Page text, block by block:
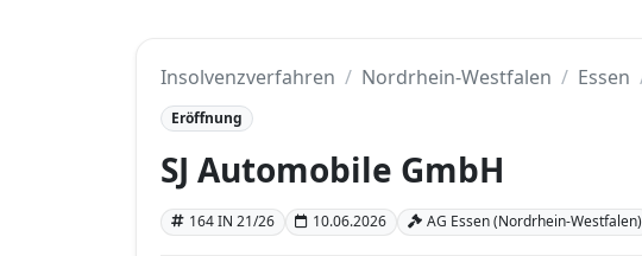
Insolvenzverfahren Nordrhein-Westfalen Essen
Eröffnung
SJ Automobile GmbH
164 IN 21/26 10.06.2026 AG Essen (Nordrhein-Westfalen)